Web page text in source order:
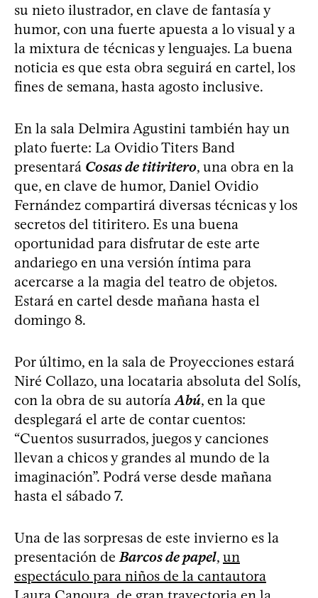
su nieto ilustrador, en clave de fantasía y
humor, con una fuerte apuesta a lo visual y a
la mixtura de técnicas y lenguajes. La buena
noticia es que esta obra seguirá en cartel, los
fines de semana, hasta agosto inclusive.
En la sala Delmira Agustini también hay un
plato fuerte: La Ovidio Titers Band
presentará Cosas de titiritero, una obra en la
que, en clave de humor, Daniel Ovidio
Fernández compartirá diversas técnicas y los
secretos del titiritero. Es una buena
oportunidad para disfrutar de este arte
andariego en una versión íntima para
acercarse a la magia del teatro de objetos.
Estará en cartel desde mañana hasta el
domingo 8.
Por último, en la sala de Proyecciones estará
Niré Collazo, una locataria absoluta del Solís,
con la obra de su autoría Abú, en la que
desplegará el arte de contar cuentos:
“Cuentos susurrados, juegos y canciones
llevan a chicos y grandes al mundo de la
imaginación”. Podrá verse desde mañana
hasta el sábado 7.
Una de las sorpresas de este invierno es la
presentación de Barcos de papel, un
espectáculo para niños de la cantautora